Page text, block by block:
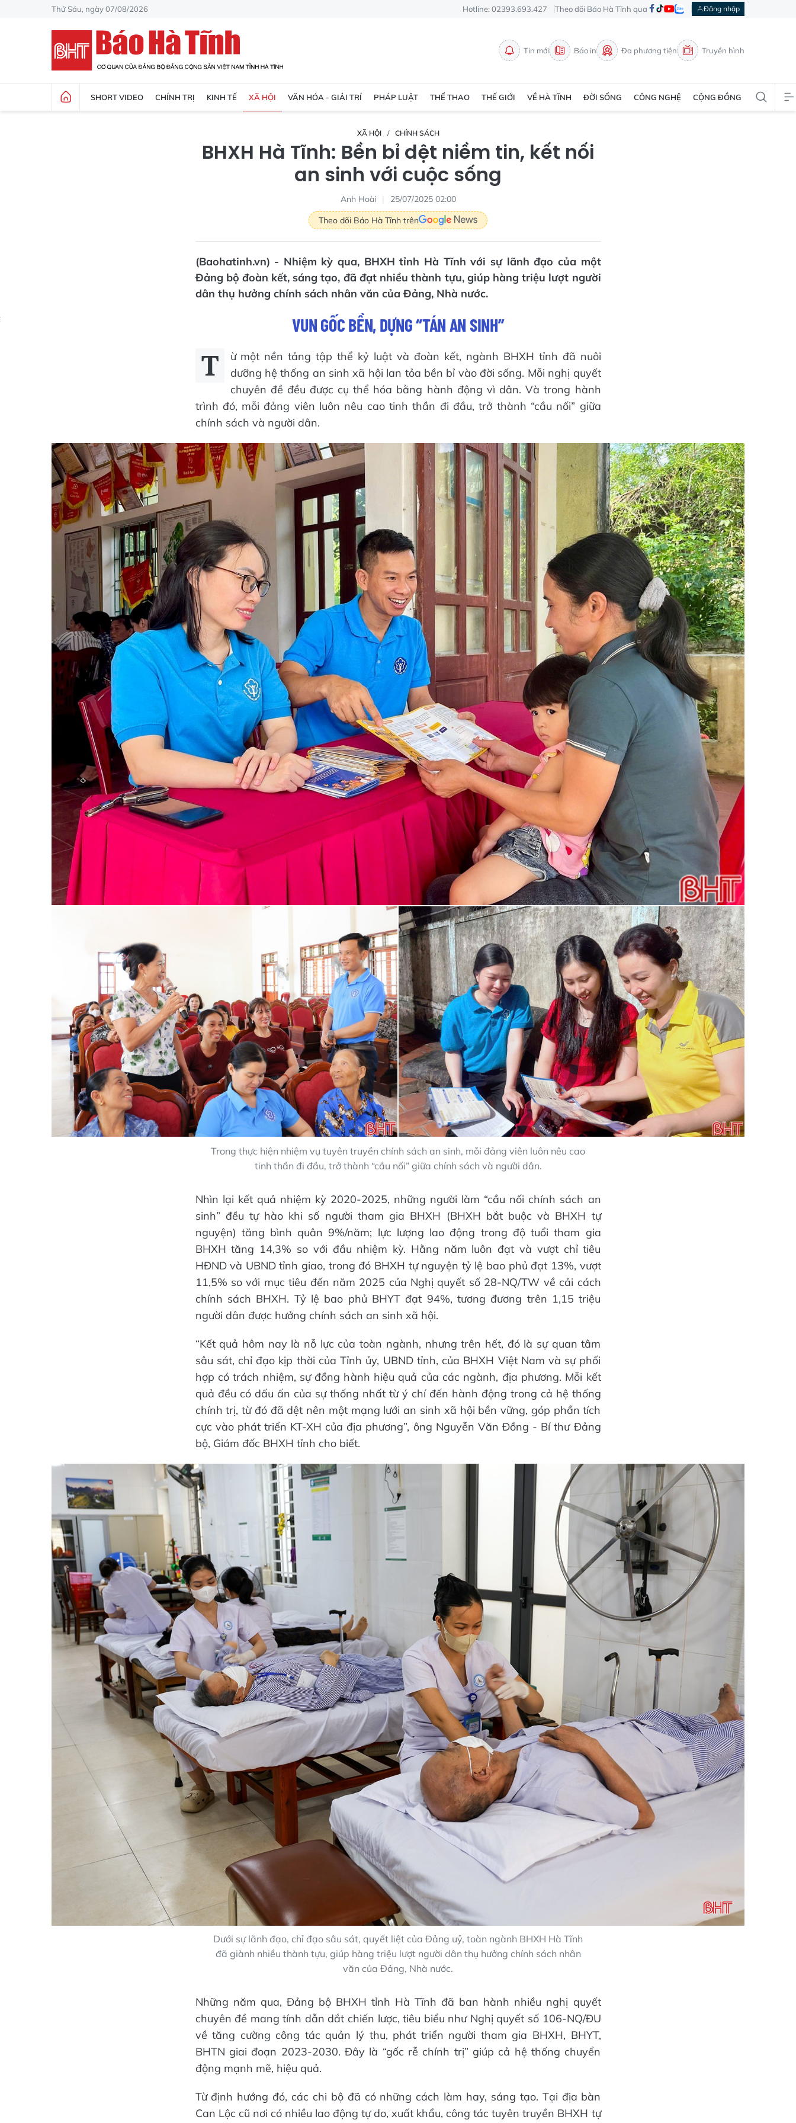
Thứ Sáu, ngày 07/08/2026 Hotline: 02393.693.427 Theo dõi Báo Hà Tĩnh qua Đăng nhập
Tin mới Báo in Đa phương tiện Truyền hình
SHORT VIDEO CHÍNH TRỊ KINH TẾ XÃ HỘI VĂN HÓA - GIẢI TRÍ PHÁP LUẬT THỂ THAO THẾ GIỚI VỀ HÀ TĨNH ĐỜI SỐNG CÔNG NGHỆ CỘNG ĐỒNG
XÃ HỘI CHÍNH SÁCH
BHXH Hà Tĩnh: Bền bỉ dệt niềm tin, kết nối
an sinh với cuộc sống
Anh Hoài
25/07/2025 02:00
Theo dõi Báo Hà Tĩnh trên
(Baohatinh.vn) - Nhiệm kỳ qua, BHXH tỉnh Hà Tĩnh với sự lãnh đạo của một
Đảng bộ đoàn kết, sáng tạo, đã đạt nhiều thành tựu, giúp hàng triệu lượt người
dân thụ hưởng chính sách nhân văn của Đảng, Nhà nước.
VUN GỐC BỀN, DỰNG “TÁN AN SINH”
T
ừ một nền tảng tập thể kỷ luật và đoàn kết, ngành BHXH tỉnh đã nuôi
dưỡng hệ thống an sinh xã hội lan tỏa bền bỉ vào đời sống. Mỗi nghị quyết
chuyên đề đều được cụ thể hóa bằng hành động vì dân. Và trong hành
trình đó, mỗi đảng viên luôn nêu cao tinh thần đi đầu, trở thành “cầu nối” giữa
chính sách và người dân.
Trong thực hiện nhiệm vụ tuyên truyền chính sách an sinh, mỗi đảng viên luôn nêu cao
tinh thần đi đầu, trở thành “cầu nối” giữa chính sách và người dân.
Nhìn lại kết quả nhiệm kỳ 2020-2025, những người làm “cầu nối chính sách an
sinh” đều tự hào khi số người tham gia BHXH (BHXH bắt buộc và BHXH tự
nguyện) tăng bình quân 9%/năm; lực lượng lao động trong độ tuổi tham gia
BHXH tăng 14,3% so với đầu nhiệm kỳ. Hằng năm luôn đạt và vượt chỉ tiêu
HĐND và UBND tỉnh giao, trong đó BHXH tự nguyện tỷ lệ bao phủ đạt 13%, vượt
11,5% so với mục tiêu đến năm 2025 của Nghị quyết số 28-NQ/TW về cải cách
chính sách BHXH. Tỷ lệ bao phủ BHYT đạt 94%, tương đương trên 1,15 triệu
người dân được hưởng chính sách an sinh xã hội.
“Kết quả hôm nay là nỗ lực của toàn ngành, nhưng trên hết, đó là sự quan tâm
sâu sát, chỉ đạo kịp thời của Tỉnh ủy, UBND tỉnh, của BHXH Việt Nam và sự phối
hợp có trách nhiệm, sự đồng hành hiệu quả của các ngành, địa phương. Mỗi kết
quả đều có dấu ấn của sự thống nhất từ ý chí đến hành động trong cả hệ thống
chính trị, từ đó đã dệt nên một mạng lưới an sinh xã hội bền vững, góp phần tích
cực vào phát triển KT-XH của địa phương”, ông Nguyễn Văn Đồng - Bí thư Đảng
bộ, Giám đốc BHXH tỉnh cho biết.
Dưới sự lãnh đạo, chỉ đạo sâu sát, quyết liệt của Đảng uỷ, toàn ngành BHXH Hà Tĩnh
đã giành nhiều thành tựu, giúp hàng triệu lượt người dân thụ hưởng chính sách nhân
văn của Đảng, Nhà nước.
Những năm qua, Đảng bộ BHXH tỉnh Hà Tĩnh đã ban hành nhiều nghị quyết
chuyên đề mang tính dẫn dắt chiến lược, tiêu biểu như Nghị quyết số 106-NQ/ĐU
về tăng cường công tác quản lý thu, phát triển người tham gia BHXH, BHYT,
BHTN giai đoạn 2023-2030. Đây là “gốc rễ chính trị” giúp cả hệ thống chuyển
động mạnh mẽ, hiệu quả.
Từ định hướng đó, các chi bộ đã có những cách làm hay, sáng tạo. Tại địa bàn
Can Lộc cũ nơi có nhiều lao động tự do, xuất khẩu, công tác tuyên truyền BHXH tự